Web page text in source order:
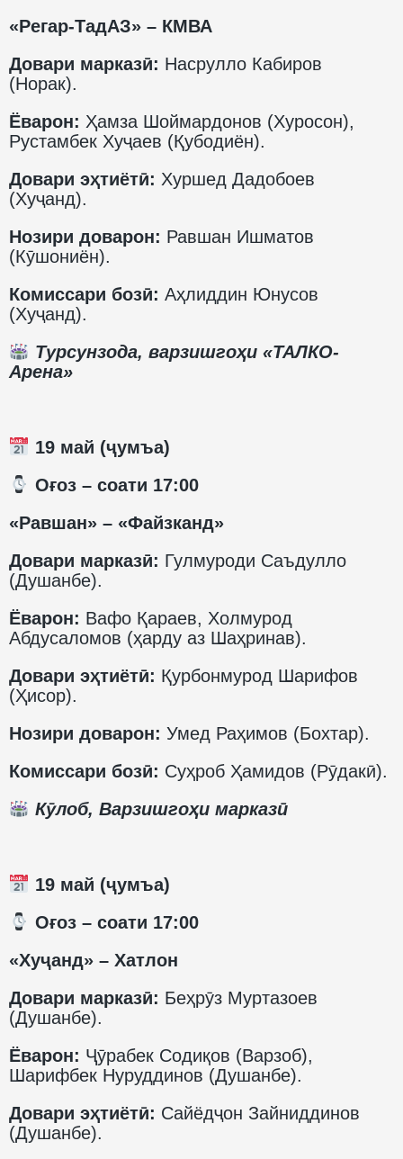
«Регар-ТадАЗ» – КМВА
Довари марказӣ: Насрулло Кабиров
(Норак).
Ёварон: Ҳамза Шоймардонов (Хуросон),
Рустамбек Хуҷаев (Қубодиён).
Довари эҳтиётӣ: Хуршед Дадобоев
(Хуҷанд).
Нозири доварон: Равшан Ишматов
(Кӯшониён).
Комиссари бозӣ: Аҳлиддин Юнусов
(Хуҷанд).
Турсунзода, варзишгоҳи «ТАЛКО-
Арена»
19 май (ҷумъа)
️ Оғоз – соати 17:00
«Равшан» – «Файзканд»
Довари марказӣ: Гулмуроди Саъдулло
(Душанбе).
Ёварон: Вафо Қараев, Холмурод
Абдусаломов (ҳарду аз Шаҳринав).
Довари эҳтиётӣ: Қурбонмурод Шарифов
(Ҳисор).
Нозири доварон: Умед Раҳимов (Бохтар).
Комиссари бозӣ: Суҳроб Ҳамидов (Рӯдакӣ).
Кӯлоб, Варзишгоҳи марказӣ
19 май (ҷумъа)
️ Оғоз – соати 17:00
«Хуҷанд» – Хатлон
Довари марказӣ: Беҳрӯз Муртазоев
(Душанбе).
Ёварон: Ҷӯрабек Содиқов (Варзоб),
Шарифбек Нуруддинов (Душанбе).
Довари эҳтиётӣ: Сайёдҷон Зайниддинов
(Душанбе).